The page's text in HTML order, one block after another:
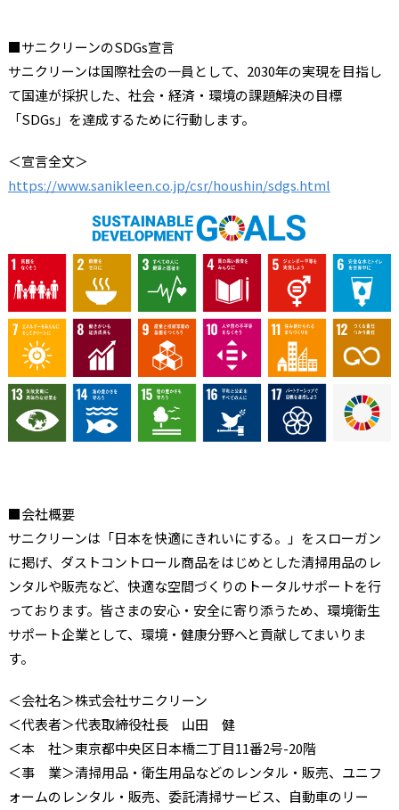
■サニクリーンのSDGs宣言
サニクリーンは国際社会の一員として、2030年の実現を目指し
て国連が採択した、社会・経済・環境の課題解決の目標
「SDGs」を達成するために行動します。
＜宣言全文＞
https://www.sanikleen.co.jp/csr/houshin/sdgs.html
■会社概要
サニクリーンは「日本を快適にきれいにする。」をスローガン
に掲げ、ダストコントロール商品をはじめとした清掃用品のレ
ンタルや販売など、快適な空間づくりのトータルサポートを行
っております。皆さまの安心・安全に寄り添うため、環境衛生
サポート企業として、環境・健康分野へと貢献してまいりま
す。
＜会社名＞株式会社サニクリーン
＜代表者＞代表取締役社長 山田 健
＜本 社＞東京都中央区日本橋二丁目11番2号-20階
＜事 業＞清掃用品・衛生用品などのレンタル・販売、ユニフ
ォームのレンタル・販売、委託清掃サービス、自動車のリー